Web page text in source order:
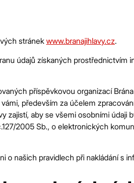
Portál
Copyright 2026 Brána Jihlavy,
stránek www.branajihlavy.cz.
údajů získaných
příspěvkovou organizací
především za účelem
zajistí, aby se všemi osobními
2005 Sb., o elektronických
o našich pravidlech při nakládání s